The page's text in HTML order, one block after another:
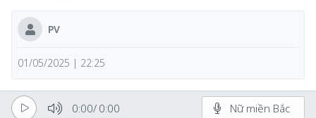
PV
01/05/2025 | 22:25
0:00/ 0:00 Nữ miền Bắc